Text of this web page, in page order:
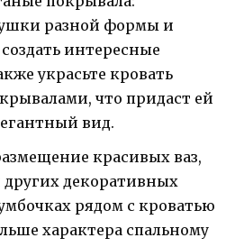
разной формы и
интересные
украсьте кровать
что придаст ей
вид.
красивых ваз,
декоративных
рядом с кроватью
характера спальному